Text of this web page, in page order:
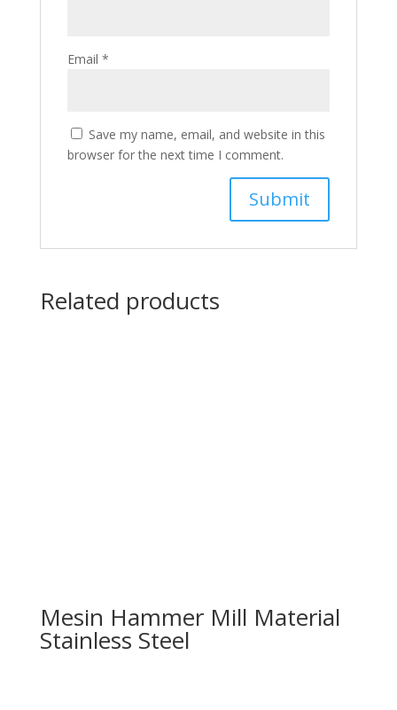
Email *
Save my name, email, and website in this
browser for the next time I comment.
Related products
Mesin Hammer Mill Material
Stainless Steel